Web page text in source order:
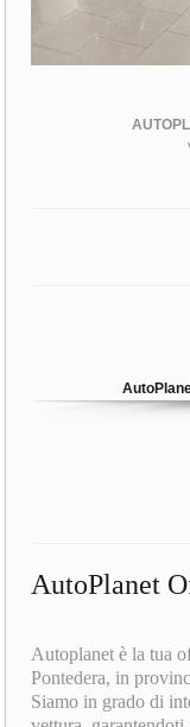
AutoPlanet
Autoplanet è la tua
Pontedera, in
Siamo in grado di